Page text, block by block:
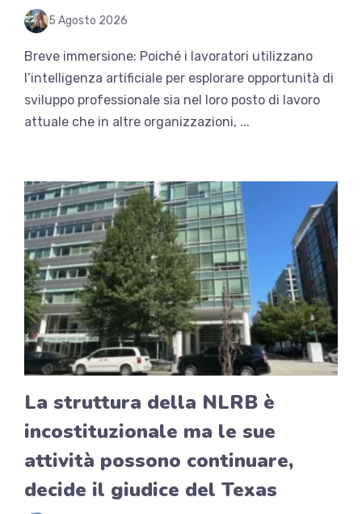
5 Agosto 2026
Breve immersione: Poiché i lavoratori utilizzano
l’intelligenza artificiale per esplorare opportunità di
sviluppo professionale sia nel loro posto di lavoro
attuale che in altre organizzazioni, ...
La struttura della NLRB è
incostituzionale ma le sue
attività possono continuare,
decide il giudice del Texas